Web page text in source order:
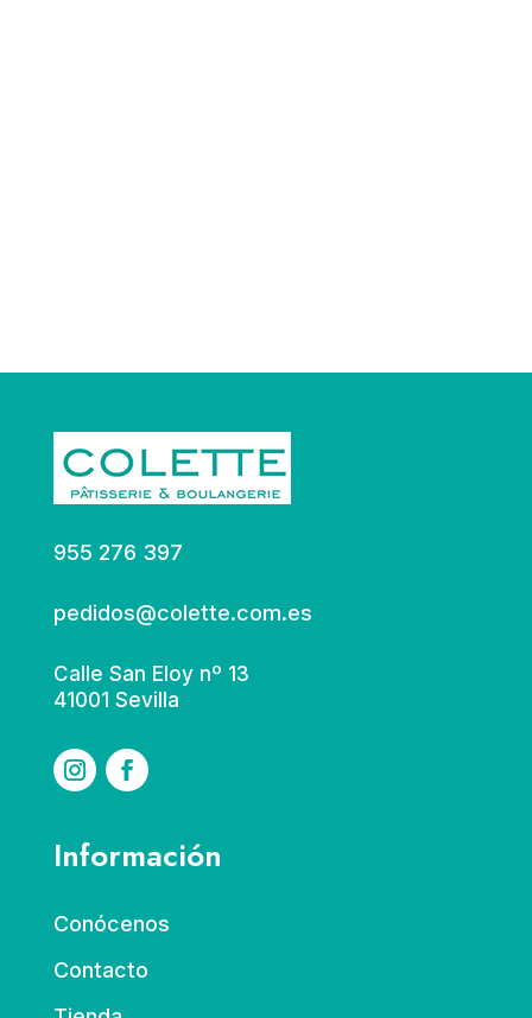
955 276 397
pedidos@colette.com.es
Calle San Eloy nº 13
41001 Sevilla
Información
Conócenos
Contacto